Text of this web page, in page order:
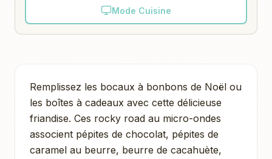
Mode Cuisine
Remplissez les bocaux à bonbons de Noël ou
les boîtes à cadeaux avec cette délicieuse
friandise. Ces rocky road au micro-ondes
associent pépites de chocolat, pépites de
caramel au beurre, beurre de cacahuète,